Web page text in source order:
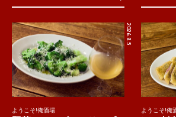
2026.8.5
ようこそ!俺酒場 ようこそ!俺